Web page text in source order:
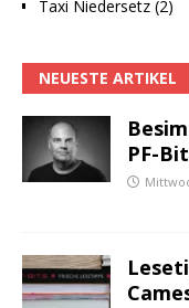
Taxi Niedersetz (2)
NEUESTE ARTIKEL
PF-